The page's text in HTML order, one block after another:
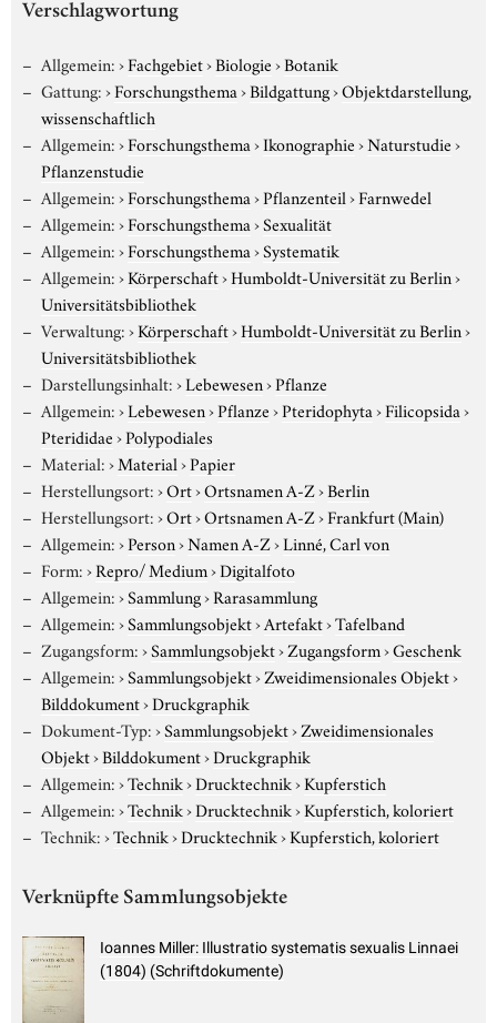
Verschlagwortung
Allgemein:›Fachgebiet›Biologie›Botanik
Gattung:›Forschungsthema›Bildgattung›Objektdarstellung,
wissenschaftlich
Allgemein:›Forschungsthema›Ikonographie›Naturstudie›
Pflanzenstudie
Allgemein:›Forschungsthema›Pflanzenteil›Farnwedel
Allgemein:›Forschungsthema›Sexualität
Allgemein:›Forschungsthema›Systematik
Allgemein:›Körperschaft›Humboldt-Universität zu Berlin›
Universitätsbibliothek
Verwaltung:›Körperschaft›Humboldt-Universität zu Berlin›
Universitätsbibliothek
Darstellungsinhalt:›Lebewesen›Pflanze
Allgemein:›Lebewesen›Pflanze›Pteridophyta›Filicopsida›
Pterididae›Polypodiales
Material:›Material›Papier
Herstellungsort:›Ort›Ortsnamen A-Z›Berlin
Herstellungsort:›Ort›Ortsnamen A-Z›Frankfurt (Main)
Allgemein:›Person›Namen A-Z›Linné, Carl von
Form:›Repro/ Medium›Digitalfoto
Allgemein:›Sammlung›Rarasammlung
Allgemein:›Sammlungsobjekt›Artefakt›Tafelband
Zugangsform:›Sammlungsobjekt›Zugangsform›Geschenk
Allgemein:›Sammlungsobjekt›Zweidimensionales Objekt›
Bilddokument›Druckgraphik
Dokument-Typ:›Sammlungsobjekt›Zweidimensionales
Objekt›Bilddokument›Druckgraphik
Allgemein:›Technik›Drucktechnik›Kupferstich
Allgemein:›Technik›Drucktechnik›Kupferstich, koloriert
Technik:›Technik›Drucktechnik›Kupferstich, koloriert
Verknüpfte Sammlungsobjekte
Ioannes Miller: Illustratio systematis sexualis Linnaei
(1804) (Schriftdokumente)